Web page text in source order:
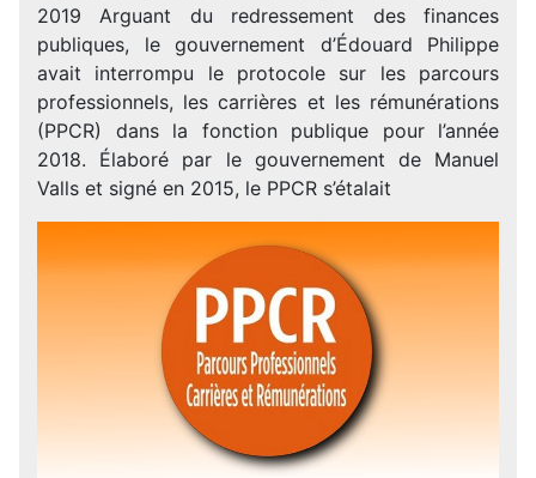
2019 Arguant du redressement des finances
publiques, le gouvernement d’Édouard Philippe
avait interrompu le protocole sur les parcours
professionnels, les carrières et les rémunérations
(PPCR) dans la fonction publique pour l’année
2018. Élaboré par le gouvernement de Manuel
Valls et signé en 2015, le PPCR s’étalait